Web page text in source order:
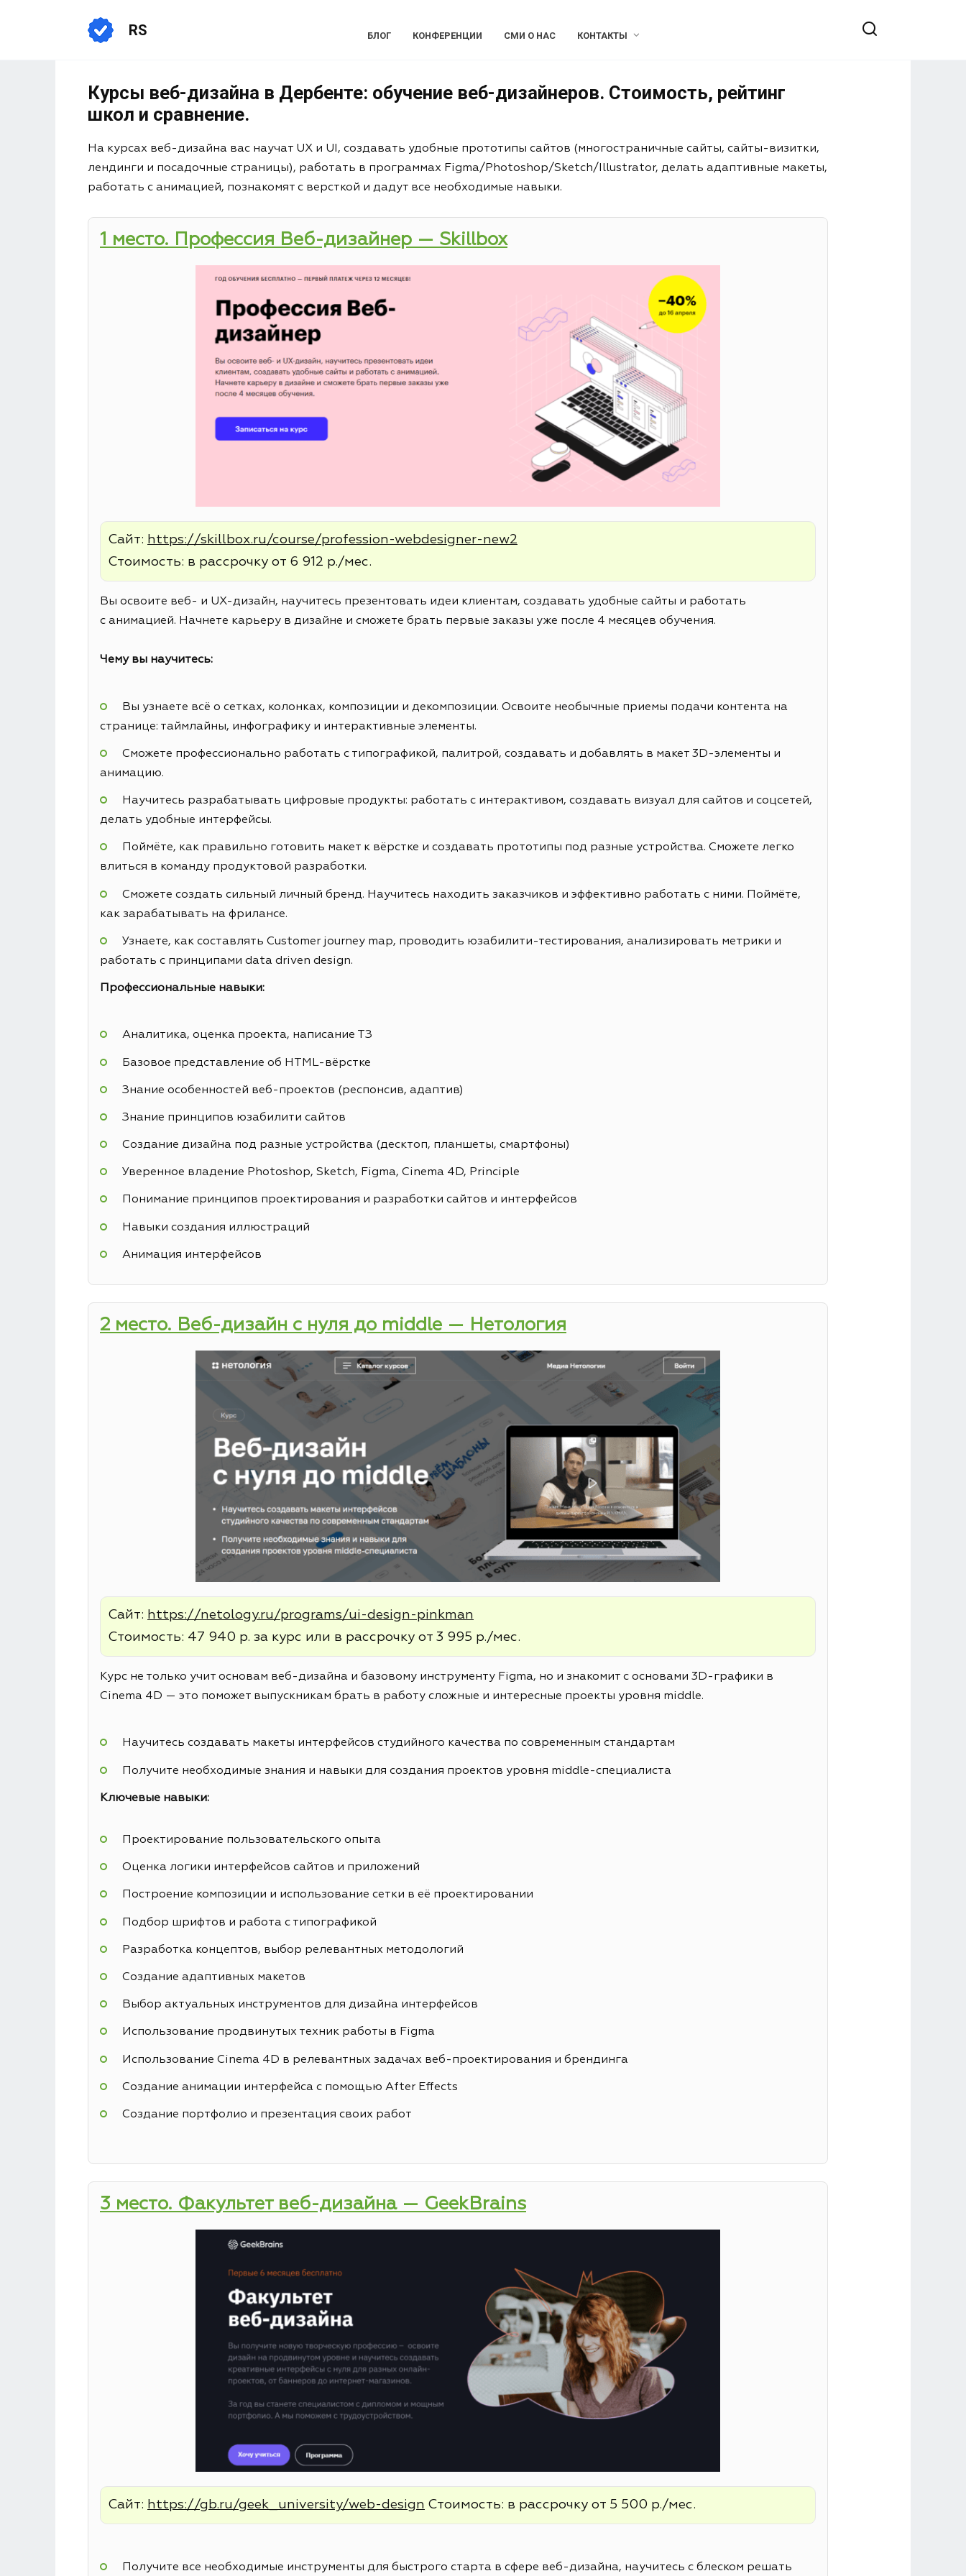
RS БЛОГ КОНФЕРЕНЦИИ СМИ О НАС КОНТАКТЫ
Курсы веб-дизайна в Дербенте: обучение веб-дизайнеров. Стоимость, рейтинг
школ и сравнение.
На курсах веб-дизайна вас научат UX и UI, создавать удобные прототипы сайтов (многостраничные сайты, сайты-визитки,
лендинги и посадочные страницы), работать в программах Figma/Photoshop/Sketch/Illustrator, делать адаптивные макеты,
работать с анимацией, познакомят с версткой и дадут все необходимые навыки.
1 место. Профессия Веб-дизайнер — Skillbox
Сайт: https://skillbox.ru/course/profession-webdesigner-new2
Стоимость: в рассрочку от 6 912 р./мес.
Вы освоите веб- и UX-дизайн, научитесь презентовать идеи клиентам, создавать удобные сайты и работать
с анимацией. Начнете карьеру в дизайне и сможете брать первые заказы уже после 4 месяцев обучения.
Чему вы научитесь:
Вы узнаете всё о сетках, колонках, композиции и декомпозиции. Освоите необычные приемы подачи контента на
странице: таймлайны, инфографику и интерактивные элементы.
Сможете профессионально работать с типографикой, палитрой, создавать и добавлять в макет 3D-элементы и
анимацию.
Научитесь разрабатывать цифровые продукты: работать с интерактивом, создавать визуал для сайтов и соцсетей,
делать удобные интерфейсы.
Поймёте, как правильно готовить макет к вёрстке и создавать прототипы под разные устройства. Сможете легко
влиться в команду продуктовой разработки.
Сможете создать сильный личный бренд. Научитесь находить заказчиков и эффективно работать с ними. Поймёте,
как зарабатывать на фрилансе.
Узнаете, как составлять Customer journey map, проводить юзабилити-тестирования, анализировать метрики и
работать с принципами data driven design.
Профессиональные навыки:
Аналитика, оценка проекта, написание ТЗ
Базовое представление об HTML-вёрстке
Знание особенностей веб-проектов (респонсив, адаптив)
Знание принципов юзабилити сайтов
Создание дизайна под разные устройства (десктоп, планшеты, смартфоны)
Уверенное владение Photoshop, Sketch, Figma, Cinema 4D, Principle
Понимание принципов проектирования и разработки сайтов и интерфейсов
Навыки создания иллюстраций
Анимация интерфейсов
2 место. Веб-дизайн с нуля до middle — Нетология
Сайт: https://netology.ru/programs/ui-design-pinkman
Стоимость: 47 940 р. за курс или в рассрочку от 3 995 р./мес.
Курс не только учит основам веб-дизайна и базовому инструменту Figma, но и знакомит с основами 3D-графики в
Cinema 4D — это поможет выпускникам брать в работу сложные и интересные проекты уровня middle.
Научитесь создавать макеты интерфейсов студийного качества по современным стандартам
Получите необходимые знания и навыки для создания проектов уровня middle-специалиста
Ключевые навыки:
Проектирование пользовательского опыта
Оценка логики интерфейсов сайтов и приложений
Построение композиции и использование сетки в её проектировании
Подбор шрифтов и работа с типографикой
Разработка концептов, выбор релевантных методологий
Создание адаптивных макетов
Выбор актуальных инструментов для дизайна интерфейсов
Использование продвинутых техник работы в Figma
Использование Cinema 4D в релевантных задачах веб-проектирования и брендинга
Создание анимации интерфейса с помощью After Effects
Создание портфолио и презентация своих работ
3 место. Факультет веб-дизайна — GeekBrains
Сайт: https://gb.ru/geek_university/web-design Стоимость: в рассрочку от 5 500 р./мес.
Получите все необходимые инструменты для быстрого старта в сфере веб-дизайна, научитесь с блеском решать